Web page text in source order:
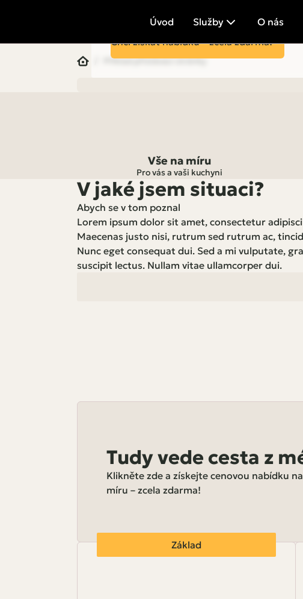
Úvod Služby O nás
Příklad přistávací stránky
Chci získat nabídku – zcela zdarma!
Vše na míru
Pro vás a vaši kuchyni
V jaké jsem situaci?
Abych se v tom poznal
Lorem ipsum dolor sit amet, consectetur
Maecenas justo nisi, rutrum sed rutrum ac,
Nunc eget consequat dui. Sed a mi vulputate,
suscipit lectus. Nullam vitae ullamcorper dui.
Tudy vede cesta z
Klikněte zde a získejte cenovou nabídku
míru – zcela zdarma!
Základ